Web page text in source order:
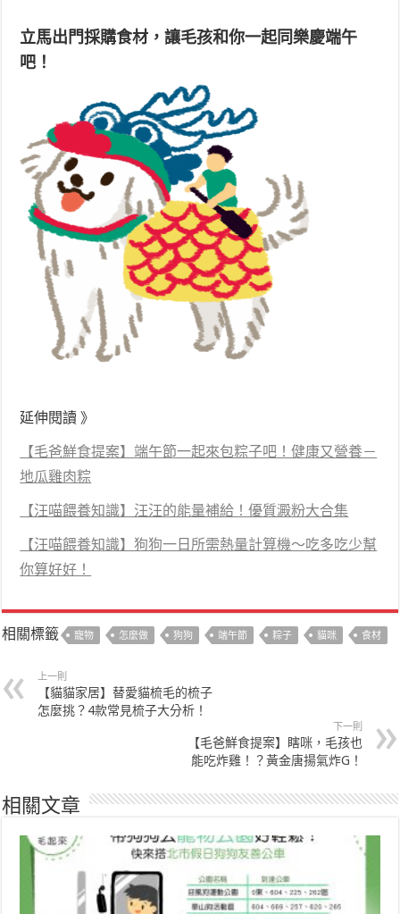
立馬出門採購食材，讓毛孩和你一起同樂慶端午
吧！
延伸閱讀 》
【毛爸鮮食提案】端午節一起來包粽子吧！健康又營養－
地瓜雞肉粽
【汪喵餵養知識】汪汪的能量補給！優質澱粉大合集
【汪喵餵養知識】狗狗一日所需熱量計算機～吃多吃少幫
你算好好！
相關標籤 寵物 怎麼做 狗狗 端午節 粽子 貓咪 食材
上一則
【貓貓家居】替愛貓梳毛的梳子
怎麼挑？4款常見梳子大分析！
下一則
【毛爸鮮食提案】瞎咪，毛孩也
能吃炸雞！？黃金唐揚氣炸G！
相關文章